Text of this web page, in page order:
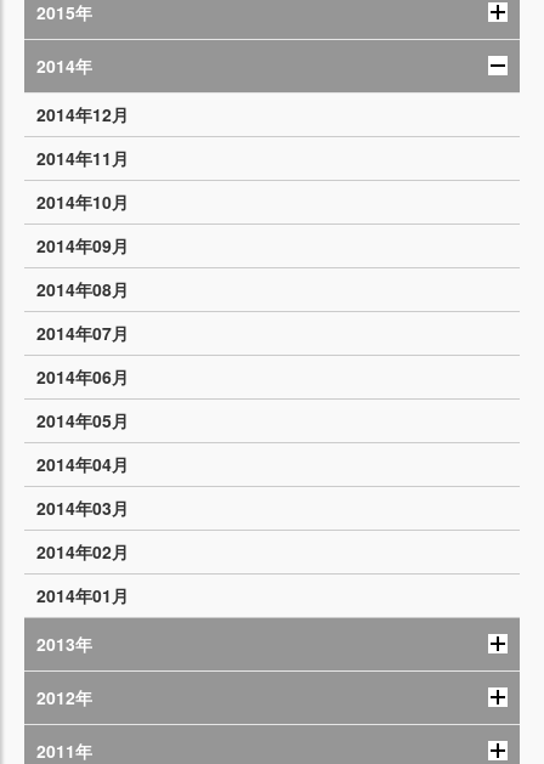
2015年
2014年
2014年12月
2014年11月
2014年10月
2014年09月
2014年08月
2014年07月
2014年06月
2014年05月
2014年04月
2014年03月
2014年02月
2014年01月
2013年
2012年
2011年